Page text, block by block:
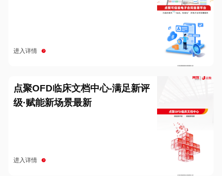
进入详情
点聚OFD临床文档中心-满足新评
级·赋能新场景最新
进入详情